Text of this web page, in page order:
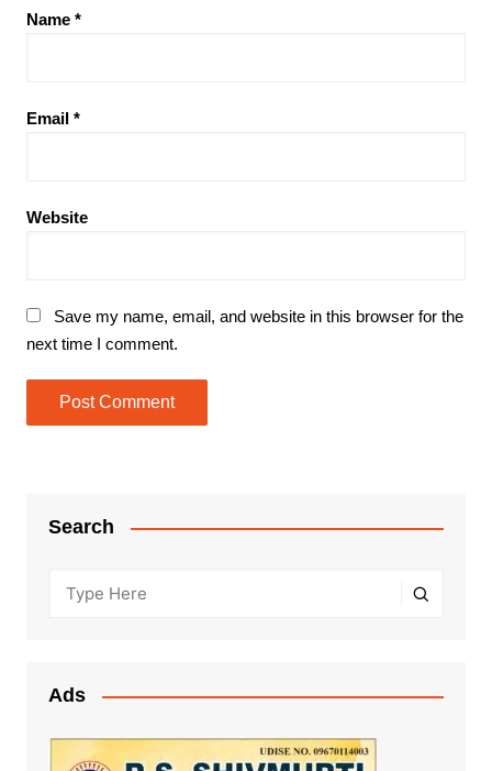
Name *
Email *
Website
Save my name, email, and website in this browser for the
next time I comment.
Search
Ads